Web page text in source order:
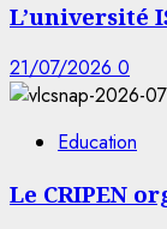
L’université
21/07/2026 0
Education
Le CRIPEN